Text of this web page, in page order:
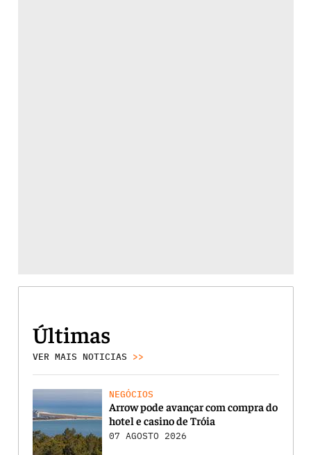
Últimas
VER MAIS NOTICIAS >>
NEGÓCIOS
Arrow pode avançar com compra do
hotel e casino de Tróia
07 AGOSTO 2026